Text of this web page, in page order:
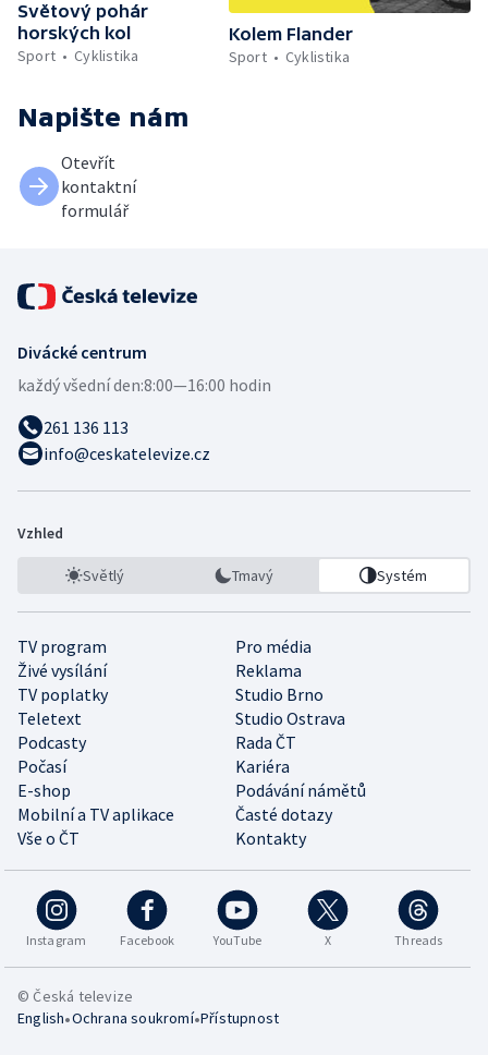
Světový pohár
horských kol
Sport
Cyklistika
Kolem Flander
Sport
Cyklistika
Napište nám
Otevřít
kontaktní
formulář
Divácké centrum
každý všední den:8:00—16:00 hodin
261 136 113
info@ceskatelevize.cz
Vzhled
Světlý Tmavý Systém
TV program
Pro média
Živé vysílání
Reklama
TV poplatky
Studio Brno
Teletext
Studio Ostrava
Podcasty
Rada ČT
Počasí
Kariéra
E-shop
Podávání námětů
Mobilní a TV aplikace
Časté dotazy
Vše o ČT
Kontakty
Instagram Facebook YouTube X Threads
© Česká televize
English•Ochrana soukromí•Přístupnost